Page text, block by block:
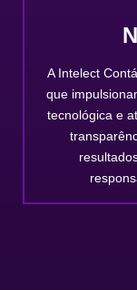
A Intelect
que
tecnológica e